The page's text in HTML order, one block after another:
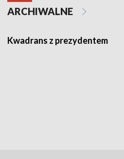
ARCHIWALNE
Kwadrans z prezydentem